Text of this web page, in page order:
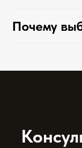
Почему